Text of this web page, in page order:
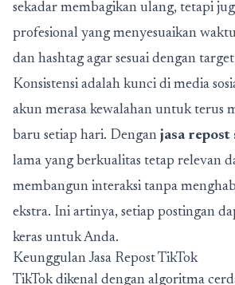
sekadar membagikan ulang, tetapi
profesional yang menyesuaikan
dan hashtag agar sesuai dengan
Konsistensi adalah kunci di media
akun merasa kewalahan untuk terus
baru setiap hari. Dengan jasa repost
lama yang berkualitas tetap relevan
membangun interaksi tanpa
ekstra. Ini artinya, setiap postingan
keras untuk Anda.
Keunggulan Jasa Repost TikTok
TikTok dikenal dengan algoritma